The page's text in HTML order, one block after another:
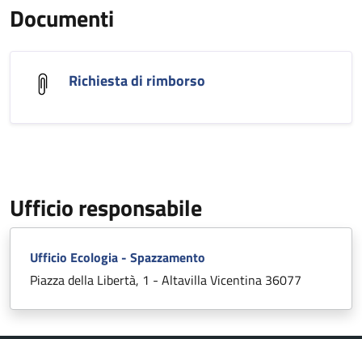
Documenti
Richiesta di rimborso
Ufficio responsabile
Ufficio Ecologia - Spazzamento
Piazza della Libertà, 1 - Altavilla Vicentina 36077